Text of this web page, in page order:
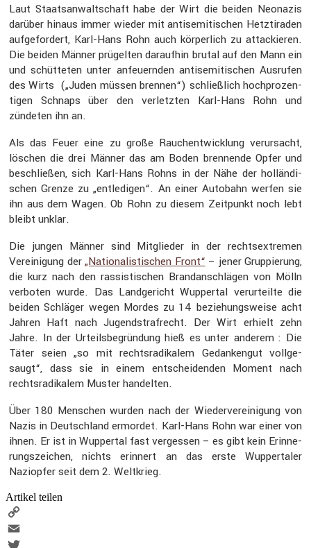
Laut Staats­an­walt­schaft habe der Wirt die beiden Neonazis
darüber hinaus immer wieder mit antise­mi­ti­schen Hetzti­raden
aufge­for­dert, Karl-Hans Rohn auch körper­lich zu attackieren.
Die beiden Männer prügelten daraufhin brutal auf den Mann ein
und schüt­teten unter anfeu­ernden antise­mi­ti­schen Ausrufen
des Wirts („Juden müssen brennen“) schließ­lich hochpro­zen­
tigen Schnaps über den verletzten Karl-Hans Rohn und
zündeten ihn an.
Als das Feuer eine zu große Rauch­ent­wick­lung verur­sacht,
löschen die drei Männer das am Boden brennende Opfer und
beschließen, sich Karl-Hans Rohns in der Nähe der hollän­di­
schen Grenze zu „entle­digen“. An einer Autobahn werfen sie
ihn aus dem Wagen. Ob Rohn zu diesem Zeitpunkt noch lebt
bleibt unklar.
Die jungen Männer sind Mitglieder in der rechts­ex­tremen
Verei­ni­gung der„Natio­na­lis­ti­schen Front“ – jener Gruppie­rung,
die kurz nach den rassis­ti­schen Brand­an­schlägen von Mölln
verboten wurde. Das Landge­richt Wuppertal verur­teilte die
beiden Schläger wegen Mordes zu 14 bezie­hungs­weise acht
Jahren Haft nach Jugend­straf­recht. Der Wirt erhielt zehn
Jahre. In der Urteils­be­grün­dung hieß es unter anderem : Die
Täter seien „so mit rechts­ra­di­kalem Gedan­kengut vollge­
saugt“, dass sie in einem entschei­denden Moment nach
rechts­ra­di­kalem Muster handelten.
Über 180 Menschen wurden nach der Wieder­ver­ei­ni­gung von
Nazis in Deutsch­land ermordet. Karl-Hans Rohn war einer von
ihnen. Er ist in Wuppertal fast vergessen – es gibt kein Erinne­
rungs­zei­chen, nichts erinnert an das erste Wupper­taler
Naziopfer seit dem 2. Weltkrieg.
Artikel teilen
Copy
Link
Email